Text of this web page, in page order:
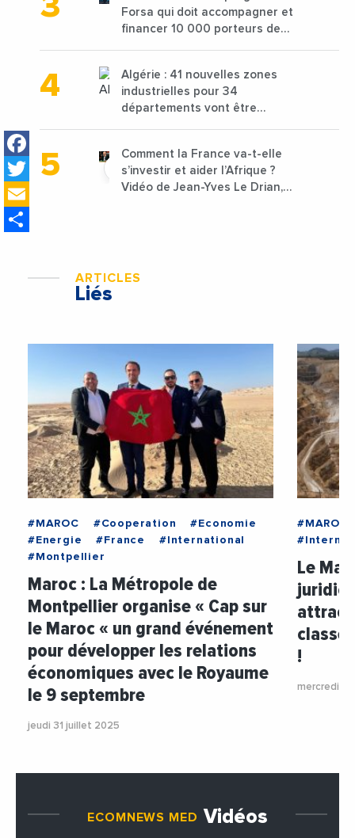
Facebook
Twitter
Forsa qui doit accompagner et
financer 10 000 porteurs de
Algérie : 41 nouvelles zones
industrielles pour 34
départements vont être
Comment la France va-t-elle
s’investir et aider l’Afrique ?
Vidéo de Jean-Yves Le Drian,
ARTICLES
Liés
#MAROC #Cooperation
#Economie
#Energie
#France
#International
#Montpellier
Maroc : La Métropole de
Montpellier organise « Cap sur
le Maroc « un grand événement
pour développer les relations
économiques avec le Royaume
le 9 septembre
jeudi 31 juillet 2025
#MAROC
Le
classe
!
mercredi 6
ECOMNEWS MED Vidéos